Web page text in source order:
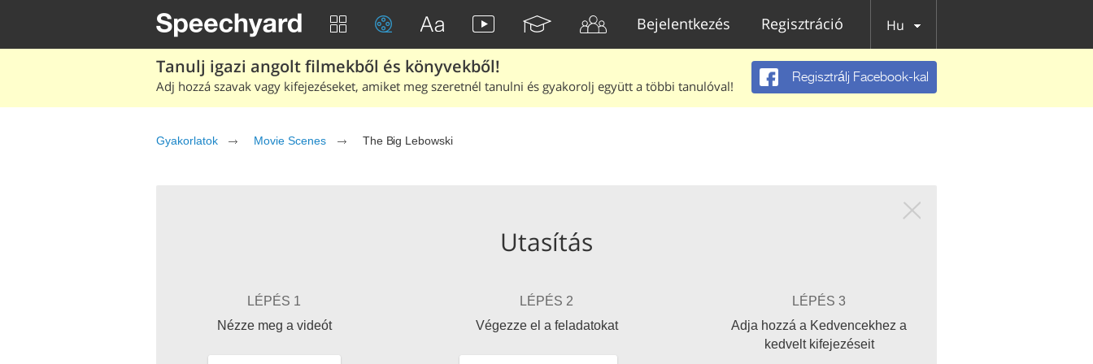
Bejelentkezés Regisztráció Hu
Tanulj igazi angolt filmekből és könyvekből!
Adj hozzá szavak vagy kifejezéseket, amiket meg szeretnél tanulni és gyakorolj együtt a többi tanulóval!
Regisztrálj Facebook-kal
Gyakorlatok Movie Scenes The Big Lebowski
Utasítás
LÉPÉS 1
Nézze meg a videót
LÉPÉS 2
Végezze el a feladatokat
LÉPÉS 3
Adja hozzá a Kedvencekhez a
kedvelt kifejezéseit